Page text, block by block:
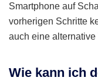
Smartphone auf
vorherigen Schritte
auch eine
Wie kann ich